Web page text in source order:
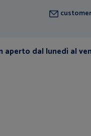
aperto dal lunedì al